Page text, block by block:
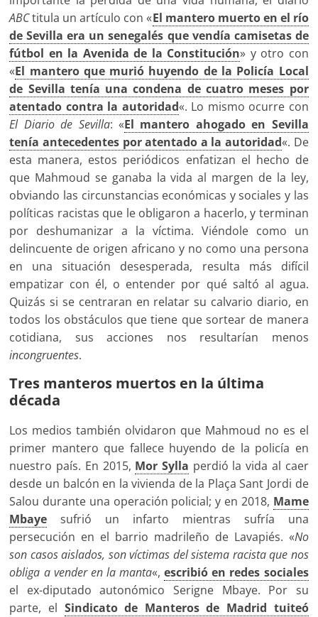
ABCtitula un artículo con «El mantero muerto en el río
de Sevilla era un senegalés que vendía camisetas de
fútbol en la Avenida de la Constitución» y otro con
«El mantero que murió huyendo de la Policía Local
de Sevilla tenía una condena de cuatro meses por
atentado contra la autoridad«. Lo mismo ocurre con
El Diario de Sevilla: «El mantero ahogado en Sevilla
tenía antecedentes por atentado a la autoridad«. De
esta manera, estos periódicos enfatizan el hecho de
que Mahmoud se ganaba la vida al margen de la ley,
obviando las circunstancias económicas y sociales y las
políticas racistas que le obligaron a hacerlo, y terminan
por deshumanizar a la víctima. Viéndole como un
delincuente de origen africano y no como una persona
en una situación desesperada, resulta más difícil
empatizar con él, o entender por qué saltó al agua.
Quizás si se centraran en relatar su calvario diario, en
todos los obstáculos que tiene que sortear de manera
cotidiana, sus acciones nos resultarían menos
incongruentes.
Tres manteros muertos en la última
década
Los medios también olvidaron que Mahmoud no es el
primer mantero que fallece huyendo de la policía en
nuestro país. En 2015, Mor Sylla perdió la vida al caer
desde un balcón en la vivienda de la Plaça Sant Jordi de
Salou durante una operación policial; y en 2018, Mame
Mbaye sufrió un infarto mientras sufría una
persecución en el barrio madrileño de Lavapiés. «No
son casos aislados, son víctimas del sistema racista que nos
obliga a vender en la manta«,escribió en redes sociales
el ex-diputado autonómico Serigne Mbaye. Por su
parte, el Sindicato de Manteros de Madrid tuiteó